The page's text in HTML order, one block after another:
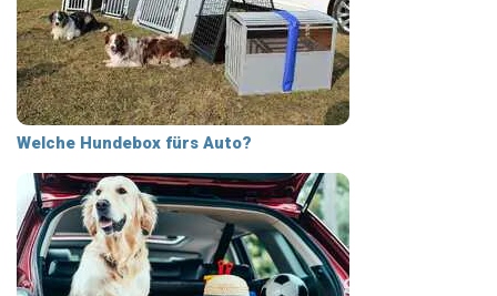
Welche Hundebox fürs Auto?